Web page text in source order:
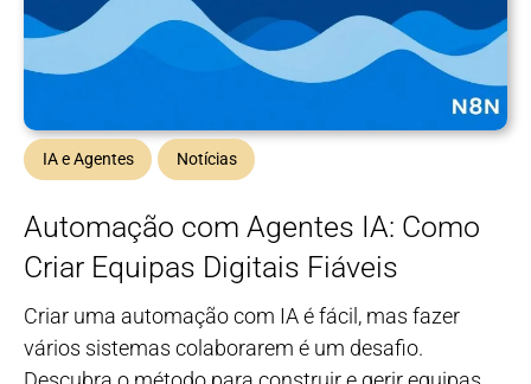
IA e Agentes Notícias
Automação com Agentes IA: Como
Criar Equipas Digitais Fiáveis
Criar uma automação com IA é fácil, mas fazer
vários sistemas colaborarem é um desafio.